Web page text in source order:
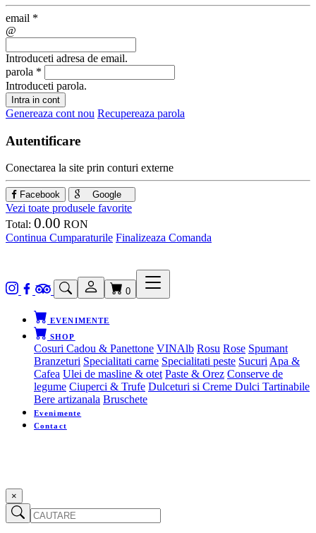
email *
@
Introduceti adresa de email.
parola *
Introduceti parola.
Intra in cont
Genereaza cont nou Recupereaza parola
Autentificare
Conectarea la site prin conturi externe
Facebook Google
Vezi toate produsele favorite
Total: 0.00 RON
Continua Cumparaturile Finalizeaza Comanda
0
EVENIMENTE
SHOP
Cosuri Cadou & Panettone VINAlb Rosu Rose Spumant
Branzeturi Specialitati carne Specialitati peste Sucuri Apa &
Cafea Ulei de masline & otet Paste & Orez Conserve de
legume Ciuperci & Trufe Dulceturi si Creme Dulci Tartinabile
Bere artizanala Bruschete
Evenimente
Contact
×